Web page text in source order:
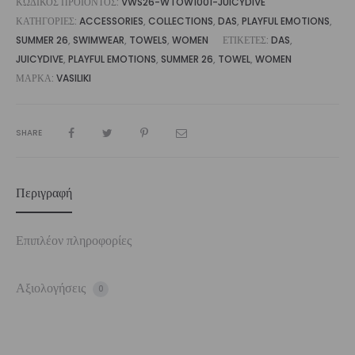
ΚΑΤΗΓΟΡΊΕΣ: ACCESSORIES, COLLECTIONS, DAS, PLAYFUL EMOTIONS,
SUMMER 26, SWIMWEAR, TOWELS, WOMEN ΕΤΙΚΈΤΕΣ: DAS,
JUICYDIVE, PLAYFUL EMOTIONS, SUMMER 26, TOWEL, WOMEN
ΜΆΡΚΑ: VASILIKI
SHARE
Περιγραφή
Επιπλέον πληροφορίες
Αξιολογήσεις 0